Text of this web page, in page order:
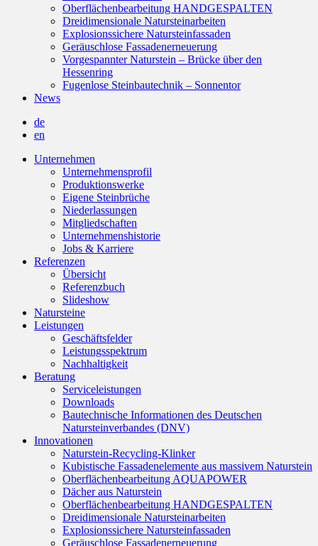
Oberflächenbearbeitung HANDGESPALTEN
Dreidimensionale Natursteinarbeiten
Explosionssichere Natursteinfassaden
Geräuschlose Fassadenerneuerung
Vorgespannter Naturstein – Brücke über den
Hessenring
Fugenlose Steinbautechnik – Sonnentor
News
de
en
Unternehmen
Unternehmensprofil
Produktionswerke
Eigene Steinbrüche
Niederlassungen
Mitgliedschaften
Unternehmenshistorie
Jobs & Karriere
Referenzen
Übersicht
Referenzbuch
Slideshow
Natursteine
Leistungen
Geschäftsfelder
Leistungsspektrum
Nachhaltigkeit
Beratung
Serviceleistungen
Downloads
Bautechnische Informationen des Deutschen
Natursteinverbandes (DNV)
Innovationen
Naturstein-Recycling-Klinker
Kubistische Fassadenelemente aus massivem Naturstein
Oberflächenbearbeitung AQUAPOWER
Dächer aus Naturstein
Oberflächenbearbeitung HANDGESPALTEN
Dreidimensionale Natursteinarbeiten
Explosionssichere Natursteinfassaden
Geräuschlose Fassadenerneuerung